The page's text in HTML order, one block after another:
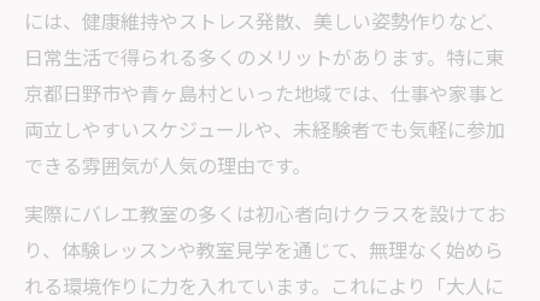
には、健康維持やストレス発散、美しい姿勢作りなど、
日常生活で得られる多くのメリットがあります。特に東
京都日野市や青ヶ島村といった地域では、仕事や家事と
両立しやすいスケジュールや、未経験者でも気軽に参加
できる雰囲気が人気の理由です。
実際にバレエ教室の多くは初心者向けクラスを設けてお
り、体験レッスンや教室見学を通じて、無理なく始めら
れる環境作りに力を入れています。これにより「大人に